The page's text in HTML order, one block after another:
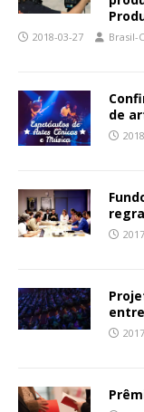
2018-03-27 Brasil-
de